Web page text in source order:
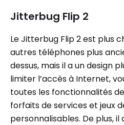
Jitterbug Flip 2
Le Jitterbug Flip 2 est plus
autres téléphones plus
dessus, mais il a un design
limiter l’accès à Internet,
toutes les fonctionnalités
forfaits de services et jeux
personnalisables. De plus,